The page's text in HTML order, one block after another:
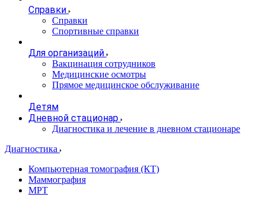
Справки
Справки
Спортивные справки
Для организаций
Вакцинация сотрудников
Медицинские осмотры
Прямое медицинское обслуживание
Детям
Дневной стационар
Диагностика и лечение в дневном стационаре
Диагностика
Компьютерная томография (КТ)
Маммография
МРТ